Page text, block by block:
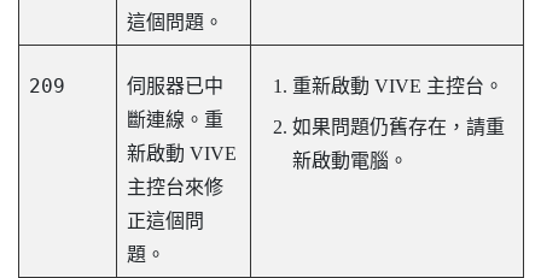
這個問題。
209
伺服器已中
斷連線。重
新啟動 VIVE
主控台來修
正這個問
題。
重新啟動 VIVE 主控台 。
如果問題仍舊存在，請重
新啟動電腦。